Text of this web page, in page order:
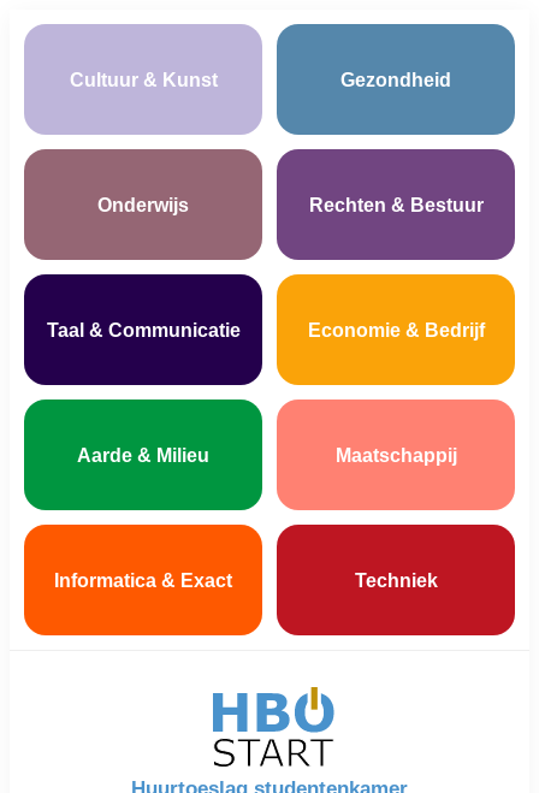
Cultuur & Kunst Gezondheid
Onderwijs Rechten & Bestuur
Taal & Communicatie Economie & Bedrijf
Aarde & Milieu Maatschappij
Informatica & Exact Techniek
Huurtoeslag studentenkamer